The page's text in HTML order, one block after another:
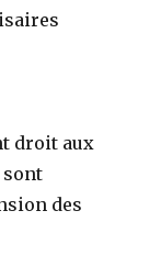
droit aux
sont
des